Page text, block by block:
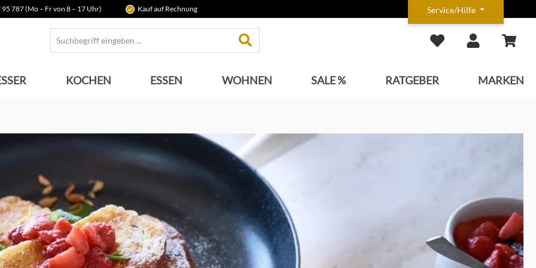
787 (Mo – Fr von 8 – 17 Uhr) Kauf auf Rechnung Service/Hilfe
KOCHEN ESSEN WOHNEN SALE % RATGEBER MARKEN